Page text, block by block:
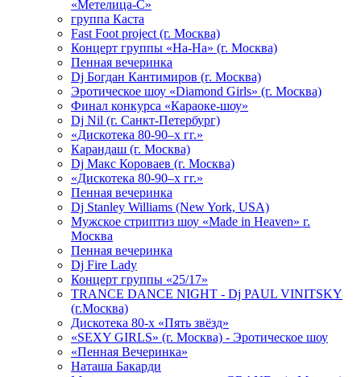
«Метелица-С»
группа Каста
Fast Foot project (г. Москва)
Концерт группы «На-На» (г. Москва)
Пенная вечеринка
Dj Богдан Кантимиров (г. Москва)
Эротическое шоу «Diamond Girls» (г. Москва)
Финал конкурса «Караоке-шоу»
Dj Nil (г. Санкт-Петербург)
«Дискотека 80-90–х гг.»
Карандаш (г. Москва)
Dj Макс Короваев (г. Москва)
«Дискотека 80-90–х гг.»
Пенная вечеринка
Dj Stanley Williams (New York, USA)
Мужское стриптиз шоу «Made in Heaven» г.
Москва
Пенная вечеринка
Dj Fire Lady
Концерт группы «25/17»
TRANCE DANCE NIGHT - Dj PAUL VINITSKY
(г.Москва)
Дискотека 80-х «Пять звёзд»
«SEXY GIRLS» (г. Москва) - Эротическое шоу
«Пенная Вечеринка»
Hаташа Бакарди